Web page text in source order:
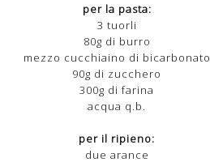
per la pasta:
3 tuorli
80g di burro
mezzo cucchiaino di bicarbonato
90g di zucchero
300g di farina
acqua q.b.
per il ripieno:
due arance